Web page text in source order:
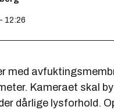
12:26
med
Kameraet skal
dårlige lysforhold.